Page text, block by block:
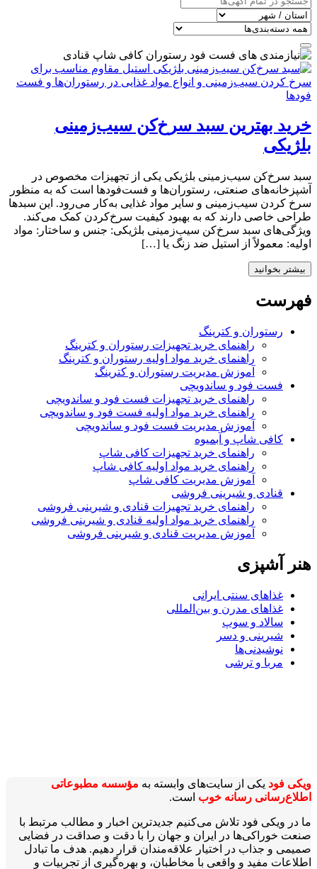
خرید بهترین سبد سرخ‌کن سیب‌زمینی
بلژیکی
سبد سرخ‌کن سیب‌زمینی بلژیکی یکی از تجهیزات مخصوص در
آشپزخانه‌های صنعتی، رستوران‌ها و فست‌فودها است که به منظور
سرخ کردن سیب‌زمینی و سایر مواد غذایی به‌کار می‌رود. این سبدها
طراحی خاصی دارند که به بهبود کیفیت سرخ‌کردن کمک می‌کند.
ویژگی‌های سبد سرخ‌کن سیب‌زمینی بلژیکی: جنس و ساختار: مواد
اولیه: معمولاً از استیل ضد زنگ یا […]
بیشتر بخوانید
فهرست
رستوران و کترینگ
راهنمای خرید تجهیزات رستوران و کترینگ
راهنمای خرید مواد اولیه رستوران و کترینگ
آموزش مدیریت رستوران و کترینگ
فست فود و ساندویچی
راهنمای خرید تجهیزات فست فود و ساندویچی
راهنمای خرید مواد اولیه فست فود و ساندویچی
آموزش مدیریت فست فود و ساندویچی
کافی شاپ و آبمیوه
راهنمای خرید تجهیزات کافی شاپ
راهنمای خرید مواد اولیه کافی‌ شاپ‌
آموزش مدیریت کافی شاپ
قنادی و شیرینی فروشی
راهنمای خرید تجهیزات قنادی و شیرینی فروشی
راهنمای خرید مواد اولیه قنادی و شیرینی فروشی
آموزش مدیریت قنادی و شیرینی فروشی
هنر آشپزی
غذاهای سنتی ایرانی
غذاهای مدرن و بین‌المللی
سالاد و سوپ
شیرینی و دسر
نوشیدنی‌ها
مربا و ترشی
ویکی‌ فود یکی از سایت‌های وابسته به مؤسسه مطبوعاتی
اطلاع‌رسانی رسانه خوب است.
ما در ویکی‌ فود تلاش می‌کنیم جدیدترین اخبار و مطالب مرتبط با
صنعت خوراکی‌ها در ایران و جهان را با دقت و صداقت در فضایی
صمیمی و جذاب در اختیار علاقه‌مندان قرار دهیم. هدف ما تبادل
اطلاعات مفید و واقعی با مخاطبان، و بهره‌گیری از تجربیات و